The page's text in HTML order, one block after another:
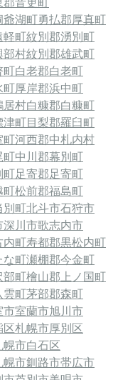
爺湖町勇払郡厚真町
軽町紋別郡湧別町
部村紋別郡雄武町
町白老郡白老町
町厚岸郡浜中町
居村白糠郡白糠町
津町目梨郡羅臼町
町河西郡中札内村
町中川郡幕別町
町足寄郡足寄町
町松前郡福島町
別町北斗市石狩市
深川市歌志内市
内町寿都郡黒松内町
な町瀬棚郡今金町
部町檜山郡上ノ国町
雲町茅部郡森町
市室蘭市旭川市
区札幌市厚別区
幌市白石区
幌市釧路市帯広市